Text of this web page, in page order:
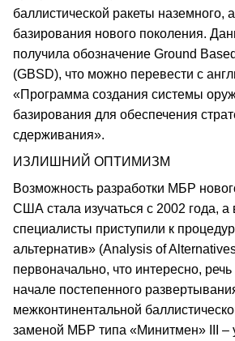
баллистической ракеты наземного,
базирования нового поколения.
получила обозначение Ground
(GBSD), что можно перевести с
«Программа создания системы
базирования для обеспечения
сдерживания».
ИЗЛИШНИЙ ОПТИМИЗМ
Возможность разработки МБР
США стала изучаться с 2002 года, а
специалисты приступили к
альтернатив» (Analysis of
первоначально, что интересно,
начале постепенного
межконтинентальной
заменой МБР типа «Минитмен» III –